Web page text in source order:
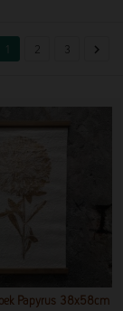
2 3 
Papyrus 38x58cm